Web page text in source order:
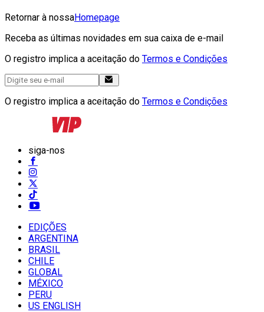
Retornar à nossaHomepage
Receba as últimas novidades em sua caixa de e-mail
O registro implica a aceitação do Termos e Condições
O registro implica a aceitação do Termos e Condições
siga-nos
EDIÇÕES
ARGENTINA
BRASIL
CHILE
GLOBAL
MÉXICO
PERU
US ENGLISH